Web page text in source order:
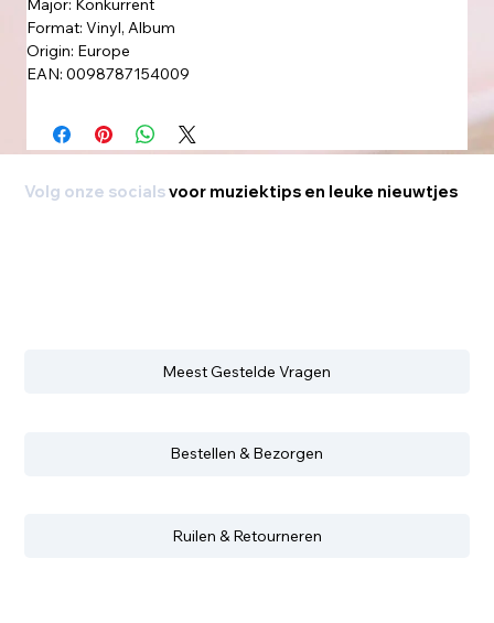
Major: Konkurrent
Format: Vinyl, Album
Origin: Europe
EAN: 0098787154009
Volg onze socialsvoor muziektips en leuke nieuwtjes
Meest Gestelde Vragen
Bestellen & Bezorgen
Ruilen & Retourneren